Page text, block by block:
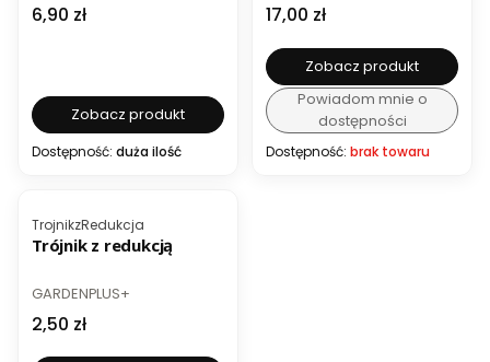
Cena
6,90 zł
Zobacz produkt
Dostępność: duża ilość
Cena
17,00 zł
Zobacz produkt
Powiadom mnie o
dostępności
Dostępność: brak towaru
Kod produktu
TrojnikzRedukcja
Trójnik z redukcją
PRODUCENT
GARDENPLUS+
Cena
2,50 zł